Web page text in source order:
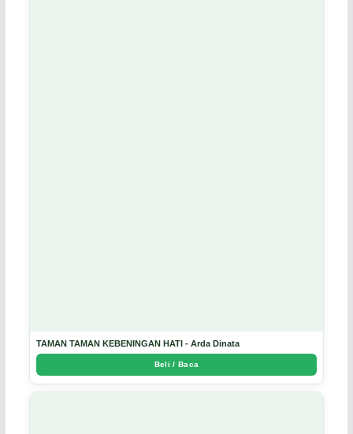
TAMAN TAMAN KEBENINGAN HATI - Arda Dinata
Beli / Baca